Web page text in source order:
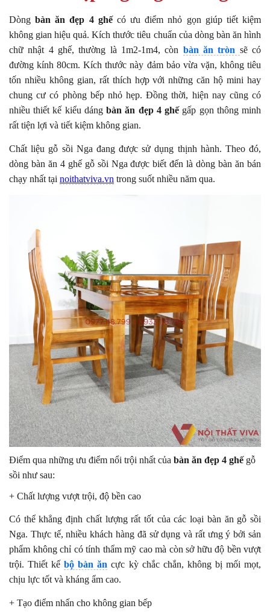
Dòngbàn ăn đẹp 4 ghếcó ưu điểm nhỏ gọn giúp tiết kiệm
không gian hiệu quả. Kích thước tiêu chuẩn của dòng bàn ăn hình
chữ nhật 4 ghế, thường là 1m2-1m4, còn bàn ăn tròn sẽ có
đường kính 80cm. Kích thước này đảm bảo vừa vặn, không tiêu
tốn nhiều không gian, rất thích hợp với những căn hộ mini hay
chung cư có phòng bếp nhỏ hẹp.Đồng thời, hiện nay cũng có
nhiều thiết kế kiểu dángbàn ăn đẹp 4 ghếgấp gọn thông minh
rất tiện lợi và tiết kiệm không gian.
Chất liệu gỗ sồi Nga đang được sử dụng thịnh hành. Theo đó,
dòng bàn ăn 4 ghế gỗ sồi Nga được biết đến là dòng bàn ăn bán
chạy nhất tại noithatviva.vn trong suốt nhiều năm qua.
Điểm qua những ưu điểm nổi trội nhất của bàn ăn đẹp 4 ghếgỗ
sồi như sau:
+ Chất lượng vượt trội, độ bền cao
Có thể khẳng định chất lượng rất tốt của các loại bàn ăn gỗ sồi
Nga. Thực tế, nhiều khách hàng đã sử dụng và rất ưng ý bởi sản
phẩm không chỉ có tính thẩm mỹ cao mà còn sở hữu độ bền vượt
trội. Thiết kếbộ bàn ăn cực kỳ chắc chắn, không bị mối mọt,
chịu lực tốt và kháng ẩm cao.
+ Tạo điểm nhấn cho không gian bếp